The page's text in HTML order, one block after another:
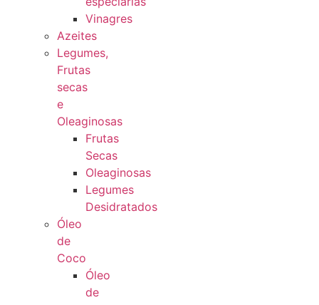
Vinagres
Azeites
Legumes,
Frutas
secas
e
Oleaginosas
Frutas
Secas
Oleaginosas
Legumes
Desidratados
Óleo
de
Coco
Óleo
de